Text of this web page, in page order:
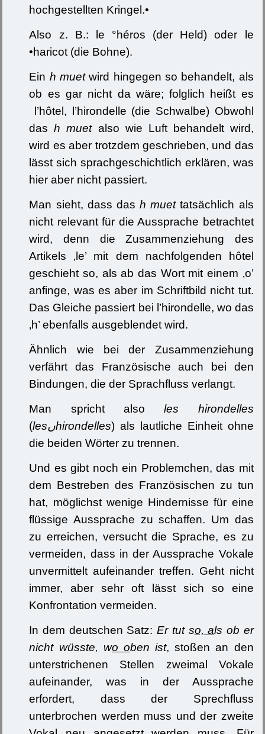
hochgestellten Kringel.•
Also z. B.: le °héros (der Held) oder le
•haricot (die Bohne).
Ein h muetwird hingegen so behandelt, als
ob es gar nicht da wäre; folglich heißt es
l’hôtel, l’hirondelle (die Schwalbe) Obwohl
dash muetalso wie Luft behandelt wird,
wird es aber trotzdem geschrieben, und das
lässt sich sprachgeschichtlich erklären, was
hier aber nicht passiert.
Man sieht, dass dash muettatsächlich als
nicht relevant für die Aussprache betrachtet
wird, denn die Zusammenziehung des
Artikels ‚le’ mit dem nachfolgenden hôtel
geschieht so, als ab das Wort mit einem ‚o’
anfinge, was es aber im Schriftbild nicht tut.
Das Gleiche passiert bei l’hirondelle, wo das
‚h’ ebenfalls ausgeblendet wird.
Ähnlich wie bei der Zusammenziehung
verfährt das Französische auch bei den
Bindungen, die der Sprachfluss verlangt.
Man spricht alsoles hirondelles
(
lesﮞhirondelles) als lautliche Einheit ohne
die beiden Wörter zu trennen.
Und es gibt noch ein Problemchen, das mit
dem Bestreben des Französischen zu tun
hat, möglichst wenige Hindernisse für eine
flüssige Aussprache zu schaffen. Um das
zu erreichen, versucht die Sprache, es zu
vermeiden, dass in der Aussprache Vokale
unvermittelt aufeinander treffen. Geht nicht
immer, aber sehr oft lässt sich so eine
Konfrontation vermeiden.
In dem deutschen Satz:Er tut so, als ob er
nicht wüsste, wo oben ist, stoßen an den
unterstrichenen Stellen zweimal Vokale
aufeinander, was in der Aussprache
erfordert, dass der Sprechfluss
unterbrochen werden muss und der zweite